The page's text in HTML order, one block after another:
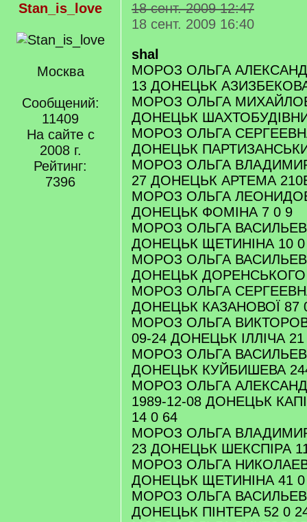
Stan_is_love
Москва
Сообщений:
11409
На сайте с
2008 г.
Рейтинг:
7396
18 сент. 2009 12:47
18 сент. 2009 16:40
shal
МОРОЗ ОЛЬГА
13 ДОНЕЦЬК
МОРОЗ ОЛЬГА
ДОНЕЦЬК
МОРОЗ ОЛЬГА
ДОНЕЦЬК
МОРОЗ ОЛЬГА
27 ДОНЕЦЬК АРТЕМА
МОРОЗ ОЛЬГА
ДОНЕЦЬК ФОМІНА 7 0 9
МОРОЗ ОЛЬГА
ДОНЕЦЬК ЩЕТИНІНА 10 0
МОРОЗ ОЛЬГА
ДОНЕЦЬК ДОРЕНСЬКОГО
МОРОЗ ОЛЬГА
ДОНЕЦЬК КАЗАНОВОЇ 87
МОРОЗ ОЛЬГА
09-24 ДОНЕЦЬК ІЛЛІЧА 21
МОРОЗ ОЛЬГА
ДОНЕЦЬК КУЙБИШЕВА
МОРОЗ ОЛЬГА
1989-12-08 ДОНЕЦЬК
14 0 64
МОРОЗ ОЛЬГА
23 ДОНЕЦЬК ШЕКСПІРА
МОРОЗ ОЛЬГА
ДОНЕЦЬК ЩЕТИНІНА 41 0
МОРОЗ ОЛЬГА
ДОНЕЦЬК ПІНТЕРА 52 0